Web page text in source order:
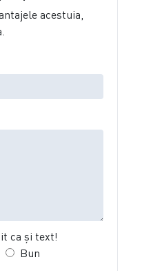
acestuia,
ca şi text!
Bun